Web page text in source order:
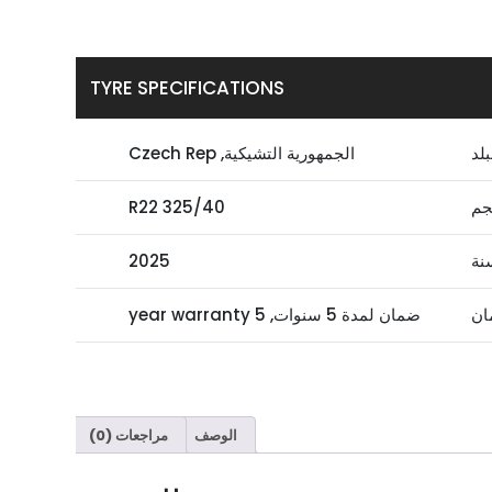
TYRE SPECIFICATIONS
الجمهورية التشيكية, Czech Rep
325/40 R22
2025
ضمان لمدة 5 سنوات, 5 year warranty
الوصف مراجعات (0)